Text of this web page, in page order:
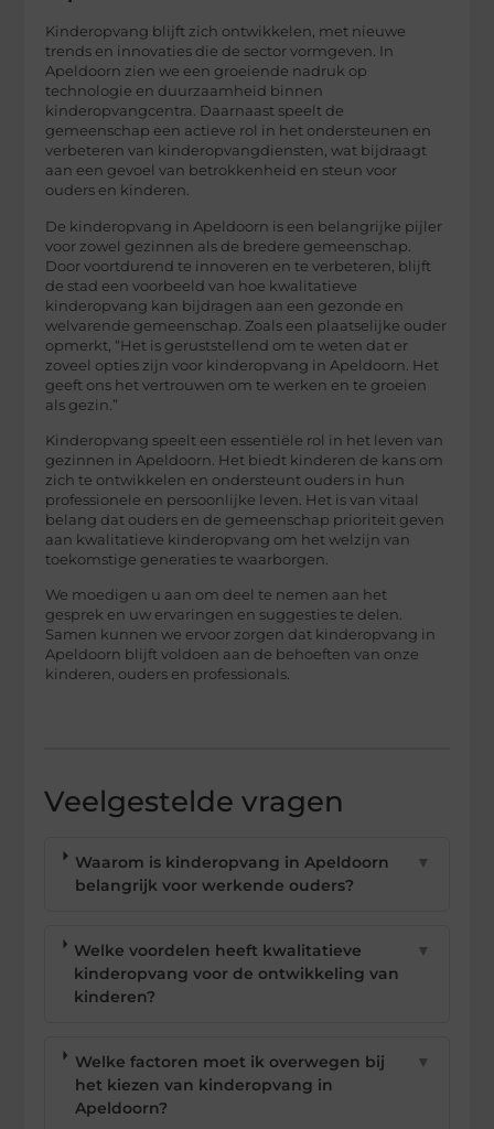
Kinderopvang blijft zich ontwikkelen, met nieuwe
trends en innovaties die de sector vormgeven. In
Apeldoorn zien we een groeiende nadruk op
technologie en duurzaamheid binnen
kinderopvangcentra. Daarnaast speelt de
gemeenschap een actieve rol in het ondersteunen en
verbeteren van kinderopvangdiensten, wat bijdraagt
aan een gevoel van betrokkenheid en steun voor
ouders en kinderen.
De kinderopvang in Apeldoorn is een belangrijke pijler
voor zowel gezinnen als de bredere gemeenschap.
Door voortdurend te innoveren en te verbeteren, blijft
de stad een voorbeeld van hoe kwalitatieve
kinderopvang kan bijdragen aan een gezonde en
welvarende gemeenschap. Zoals een plaatselijke ouder
opmerkt, “Het is geruststellend om te weten dat er
zoveel opties zijn voor kinderopvang in Apeldoorn. Het
geeft ons het vertrouwen om te werken en te groeien
als gezin.”
Kinderopvang speelt een essentiële rol in het leven van
gezinnen in Apeldoorn. Het biedt kinderen de kans om
zich te ontwikkelen en ondersteunt ouders in hun
professionele en persoonlijke leven. Het is van vitaal
belang dat ouders en de gemeenschap prioriteit geven
aan kwalitatieve kinderopvang om het welzijn van
toekomstige generaties te waarborgen.
We moedigen u aan om deel te nemen aan het
gesprek en uw ervaringen en suggesties te delen.
Samen kunnen we ervoor zorgen dat kinderopvang in
Apeldoorn blijft voldoen aan de behoeften van onze
kinderen, ouders en professionals.
Veelgestelde vragen
Waarom is kinderopvang in Apeldoorn
belangrijk voor werkende ouders?
▼
Welke voordelen heeft kwalitatieve
kinderopvang voor de ontwikkeling van
kinderen?
▼
Welke factoren moet ik overwegen bij
het kiezen van kinderopvang in
Apeldoorn?
▼